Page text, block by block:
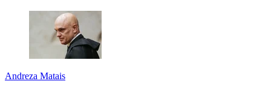
Andreza Matais